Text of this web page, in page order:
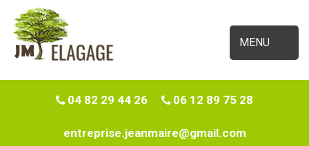
MENU
04 82 29 44 26 06 12 89 75 28
entreprise.jeanmaire@gmail.com